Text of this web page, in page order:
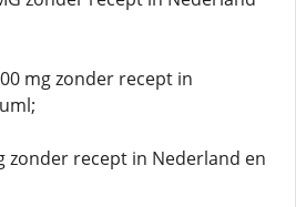
mg zonder recept in
zonder recept in Nederland en